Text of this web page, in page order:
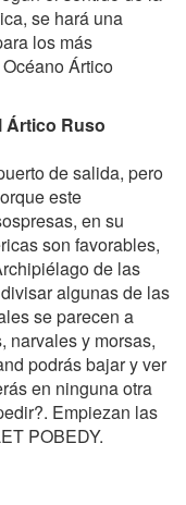
se hará una
los más
Ártico
Ártico Ruso
de salida, pero
este
en su
son favorables,
de las
algunas de las
se parecen a
narvales y morsas,
podrás bajar y ver
en ninguna otra
Empiezan las
POBEDY.